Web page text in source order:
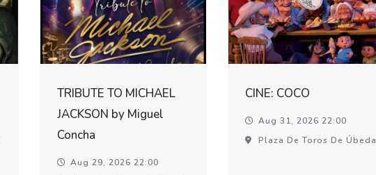
TRIBUTE TO MICHAEL
JACKSON by Miguel
Concha
Aug 29, 2026 22:00
CINE: COCO
Aug 31, 2026 22:00
Plaza De Toros De Úbeda